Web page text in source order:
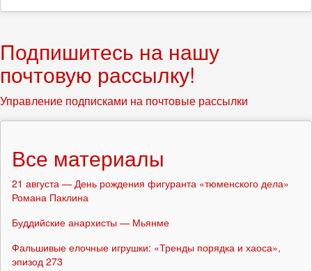
Подпишитесь на нашу
почтовую рассылку!
Управление подписками на почтовые рассылки
Все материалы
21 августа — День рождения фигуранта «тюменского дела»
Романа Паклина
Буддийские анархисты — Мьянме
Фальшивые елочные игрушки: «Тренды порядка и хаоса»,
эпизод 273